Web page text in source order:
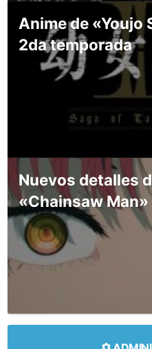
Anime de «Youjo
2da temporada
Nuevos detalles
«Chainsaw Man»